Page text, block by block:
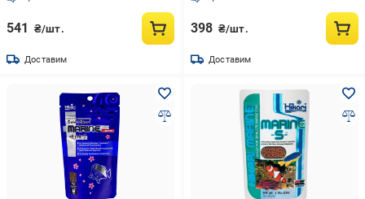
плавающий 100 г (02502)
541 ₴/шт.
Доставим
13 мм 57 г плавающий (21711)
398 ₴/шт.
Доставим